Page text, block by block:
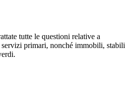
tutte le questioni relative a
primari, nonché immobili, stabili